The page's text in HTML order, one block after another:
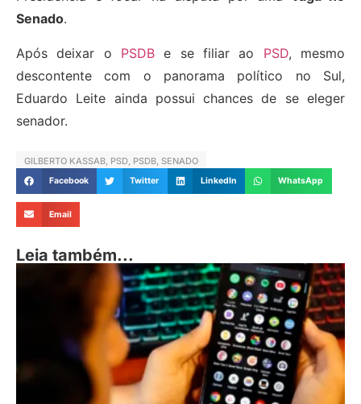
Senado.
Após deixar o PSDB e se filiar ao PSD, mesmo
descontente com o panorama político no Sul,
Eduardo Leite ainda possui chances de se eleger
senador.
GILBERTO KASSAB, PSD, PSDB, SENADO
Facebook Twitter LinkedIn WhatsApp
Email
Leia também...